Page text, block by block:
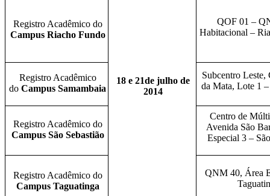
18 e21de julho de
2014
Registro Acadêmico do
Campus Riacho Fundo
QOF 01 –
Habitacional –
Registro Acadêmico
doCampus Samambaia
Subcentro
da Mata, Lote 1
Registro Acadêmico do
Campus São Sebastião
Centro de
Avenida São
Especial 3 –
Registro Acadêmico do
Campus Taguatinga
QNM 40, Área